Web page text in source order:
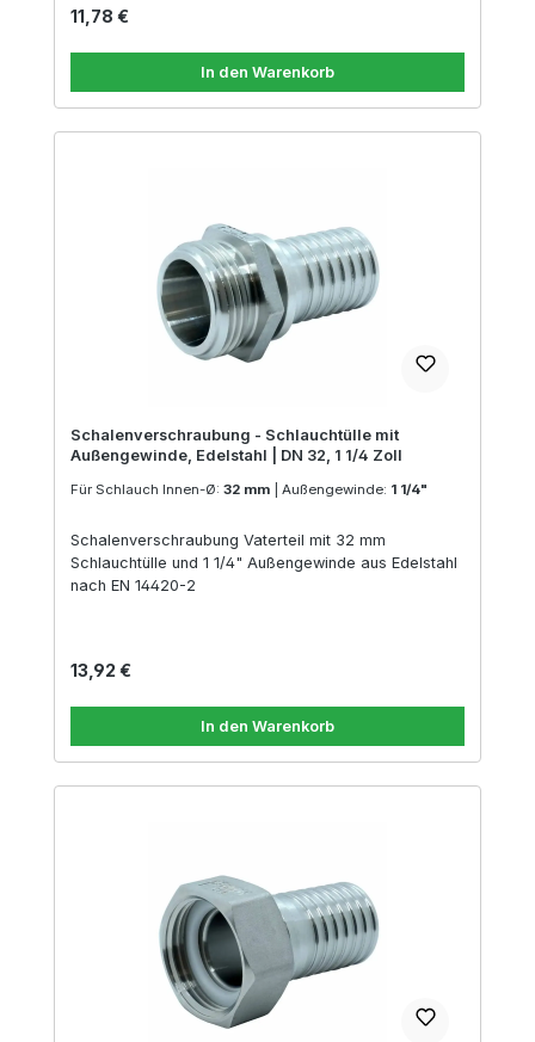
Regulärer Preis:
11,78 €
In den Warenkorb
Schalenverschraubung - Schlauchtülle mit
Außengewinde, Edelstahl | DN 32, 1 1/4 Zoll
Für Schlauch Innen-Ø: 32 mm Außengewinde: 1 1/4"
Schalenverschraubung Vaterteil mit 32 mm
Schlauchtülle und 1 1/4" Außengewinde aus Edelstahl
nach EN 14420-2
Regulärer Preis:
13,92 €
In den Warenkorb